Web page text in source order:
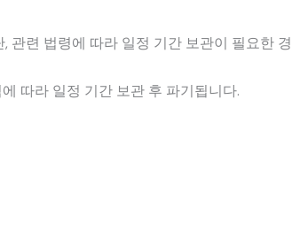
련 법령에 따라 일정 기간 보관이 필요한
따라 일정 기간 보관 후 파기됩니다.